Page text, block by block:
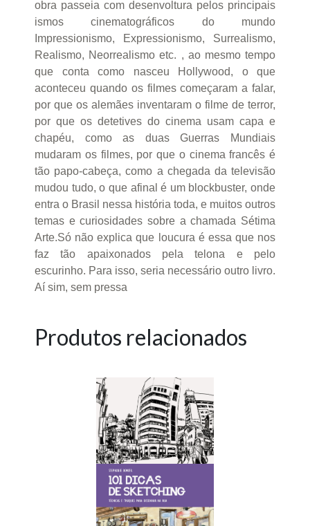
obra passeia com desenvoltura pelos principais
ismos cinematográficos do mundo
Impressionismo, Expressionismo, Surrealismo,
Realismo, Neorrealismo etc. , ao mesmo tempo
que conta como nasceu Hollywood, o que
aconteceu quando os filmes começaram a falar,
por que os alemães inventaram o filme de terror,
por que os detetives do cinema usam capa e
chapéu, como as duas Guerras Mundiais
mudaram os filmes, por que o cinema francês é
tão papo-cabeça, como a chegada da televisão
mudou tudo, o que afinal é um blockbuster, onde
entra o Brasil nessa história toda, e muitos outros
temas e curiosidades sobre a chamada Sétima
Arte.Só não explica que loucura é essa que nos
faz tão apaixonados pela telona e pelo
escurinho. Para isso, seria necessário outro livro.
Aí sim, sem pressa
Produtos relacionados